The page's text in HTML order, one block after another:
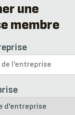
une
membre